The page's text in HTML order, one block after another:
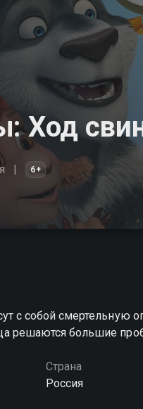
Ход
6+
с собой смертельную
решаются большие
Страна
Россия